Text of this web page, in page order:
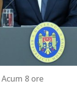
/ Acum 8 ore